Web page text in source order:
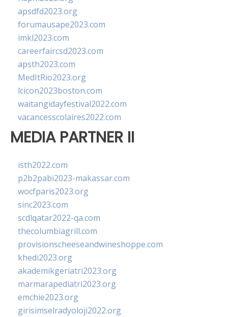
apsdfd2023.org
forumausape2023.com
imkl2023.com
careerfaircsd2023.com
apsth2023.com
MedItRio2023.org
lcicon2023boston.com
waitangidayfestival2022.com
vacancesscolaires2022.com
MEDIA PARTNER II
isth2022.com
p2b2pabi2023-makassar.com
wocfparis2023.org
sinc2023.com
scdlqatar2022-qa.com
thecolumbiagrill.com
provisionscheeseandwineshoppe.com
khedi2023.org
akademikgeriatri2023.org
marmarapediatri2023.org
emchie2023.org
girisimselradyoloji2022.org